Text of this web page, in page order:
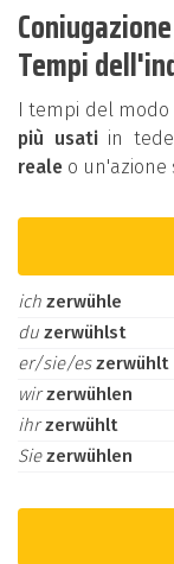
Tempi
I tempi del modo
più usati in
reale o
ich zerwühle
du zerwühlst
er/sie/eszerwühlt
wirzerwühlen
ihrzerwühlt
Siezerwühlen